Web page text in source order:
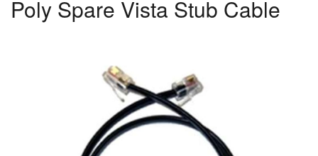
Poly Spare Vista Stub Cable